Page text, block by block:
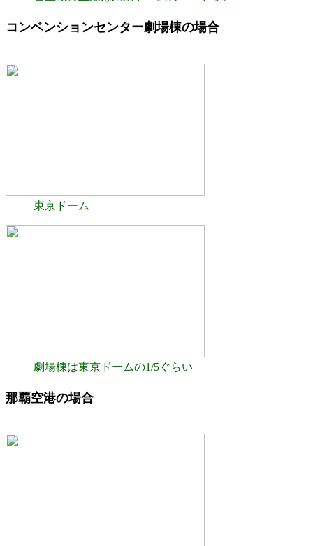
コンベンションセンター劇場棟の場合
東京ドーム
劇場棟は東京ドームの1/5ぐらい
那覇空港の場合